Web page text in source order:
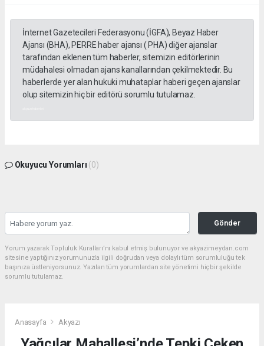
İnternet Gazetecileri Federasyonu (İGFA), Beyaz Haber
Ajansı (BHA), PERRE haber ajansı ( PHA) diğer ajanslar
tarafından eklenen tüm haberler, sitemizin editörlerinin
müdahalesi olmadan ajans kanallarından çekilmektedir. Bu
haberlerde yer alan hukuki muhataplar haberi geçen ajanslar
olup sitemizin hiç bir editörü sorumlu tutulamaz.
Okuyucu Yorumları (0)
Gönder
Yorum yazarak Topluluk Kuralları’nı kabul etmiş bulunuyor ve akyazimeydan.com
sitesine yaptığınız yorumunuzla ilgili doğrudan veya dolaylı tüm sorumluluğu tek
başınıza üstleniyorsunuz. Yazılan tüm yorumlardan site yönetimi hiçbir şekilde
sorumlu tutulamaz.
Anasayfa Akyazı